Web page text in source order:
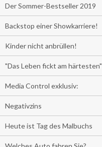
Der Sommer-Bestseller 2019
Backstop einer Showkarriere!
Kinder nicht anbrüllen!
"Das Leben fickt am härtesten"
Media Control exklusiv:
Negativzins
Heute ist Tag des Malbuchs